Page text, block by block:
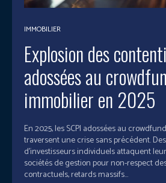
IMMOBILIER
Explosion des
adossées au
immobilier en 2025
En 2025, les SCPI adossées au
traversent une crise sans précédent.
d’investisseurs individuels attaquent
sociétés de gestion pour non-respect
contractuels, retards massifs...